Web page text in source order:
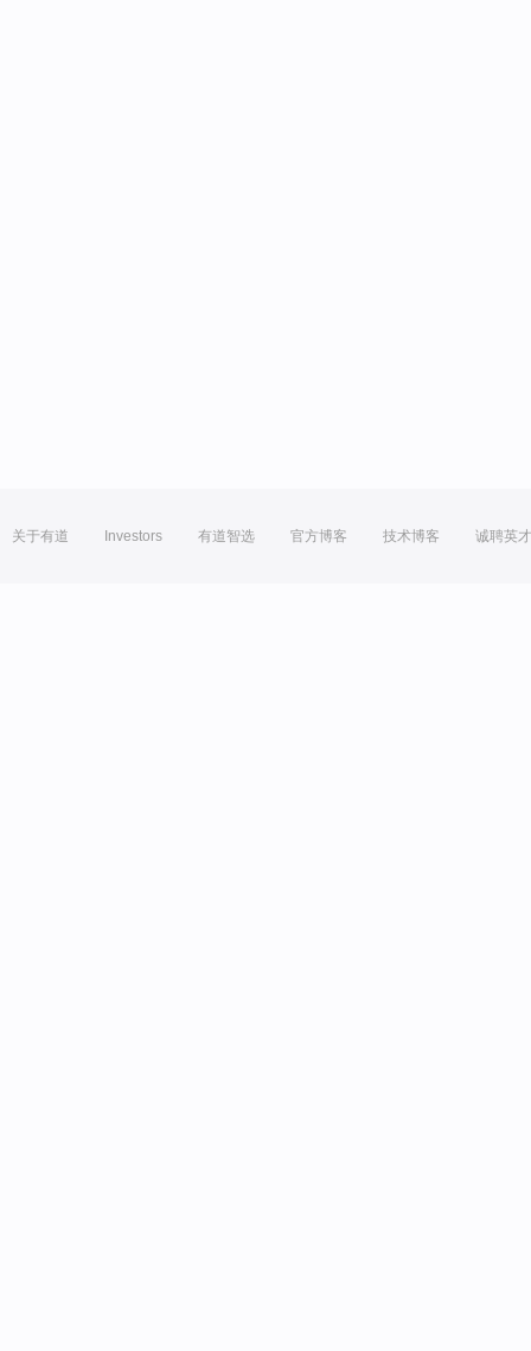
关于有道 Investors 有道智选 官方博客 技术博客 诚聘英才